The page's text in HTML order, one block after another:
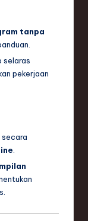
tanpa
selaras
pekerjaan
secara